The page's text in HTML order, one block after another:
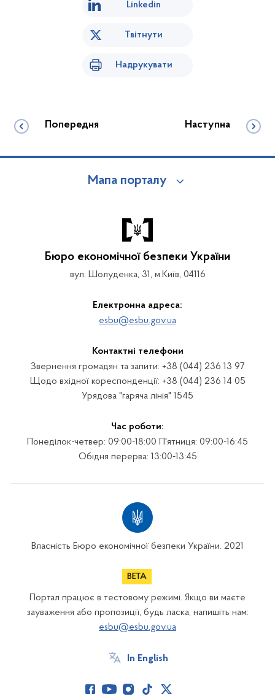
Linkedin
Твітнути
Надрукувати
Попередня Наступна
Мапа порталу
Бюро економічної безпеки України
вул. Шолуденка, 31, м.Київ, 04116
Електронна адреса:
esbu@esbu.gov.ua
Контактні телефони
Звернення громадян та запити: +38 (044) 236 13 97
Щодо вхідної кореспонденції: +38 (044) 236 14 05
Урядова "гаряча лінія" 1545
Час роботи:
Понеділок-четвер: 09:00-18:00 П'ятниця: 09:00-16:45
Обідня перерва: 13:00-13:45
Власність Бюро економічної безпеки України. 2021
Портал працює в тестовому режимі. Якщо ви маєте
зауваження або пропозиції, будь ласка, напишіть нам:
esbu@esbu.gov.ua
In English